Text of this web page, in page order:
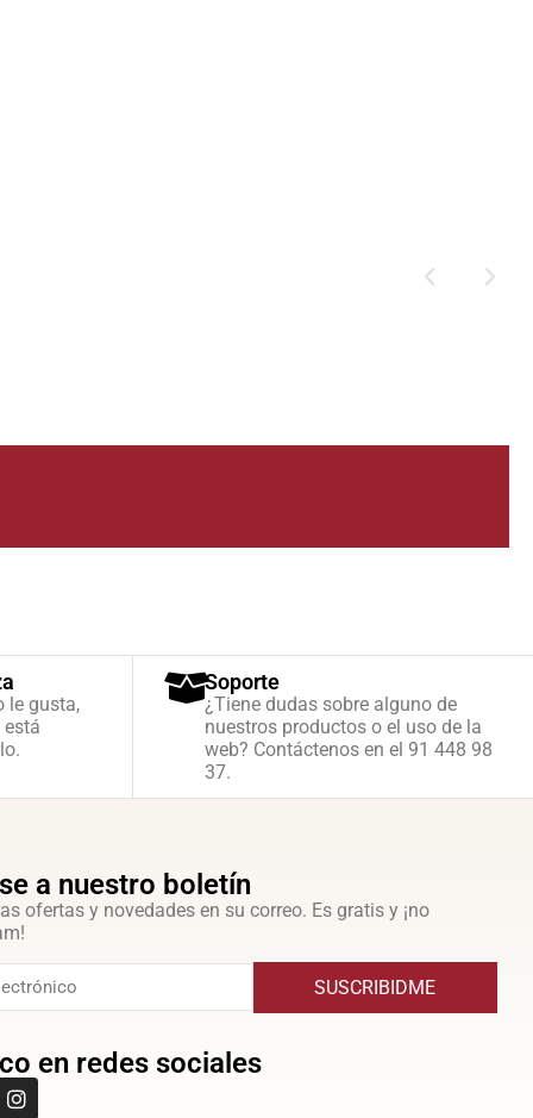
le gusta,
Soporte
¿Tiene dudas sobre alguno de
nuestros productos o el uso de la
web? Contáctenos en el 91 448 98
37.
a nuestro boletín
ofertas y novedades en su correo. Es gratis y ¡no
SUSCRIBIDME
en redes sociales